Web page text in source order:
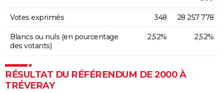
Votes exprimés 348 28 257 778
Blancs ou nuls (en pourcentage
des votants)
2,52% 2,52%
RÉSULTAT DU RÉFÉRENDUM DE 2000 À
TRÉVERAY